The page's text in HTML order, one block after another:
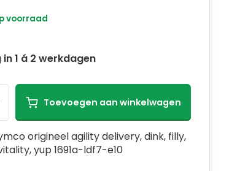
voorraad
1 á 2 werkdagen
Toevoegen aan winkelwagen
origineel agility delivery, dink, filly,
yup 1691a-ldf7-e10